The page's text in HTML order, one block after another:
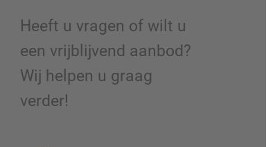
Heeft u vragen of wilt u
een vrijblijvend aanbod?
Wij helpen u graag
verder!